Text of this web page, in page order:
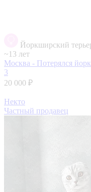
Йоркширский
~13 лет
Москва - Потерялся йорк
3
20 000 ₽
Некто
Частный продавец